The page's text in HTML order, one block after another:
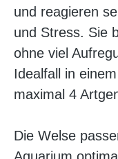
und reagieren
und Stress. Sie
ohne viel
Idealfall in
maximal 4
Die Welse